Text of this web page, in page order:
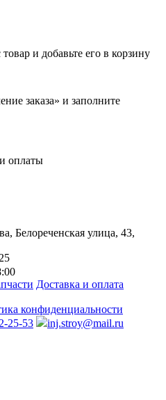
и добавьте его в корзину
заказа» и заполните
оплаты
Белореченская улица, 43,
Доставка и оплата
конфиденциальности
25-53 inj.stroy@mail.ru